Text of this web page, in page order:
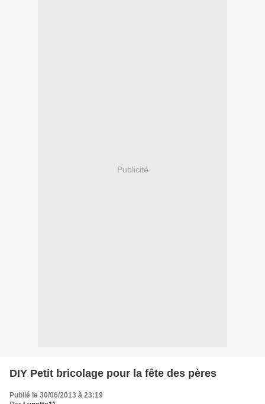
Publicité
DIY Petit bricolage pour la fête des pères
Publié le 30/06/2013 à 23:19